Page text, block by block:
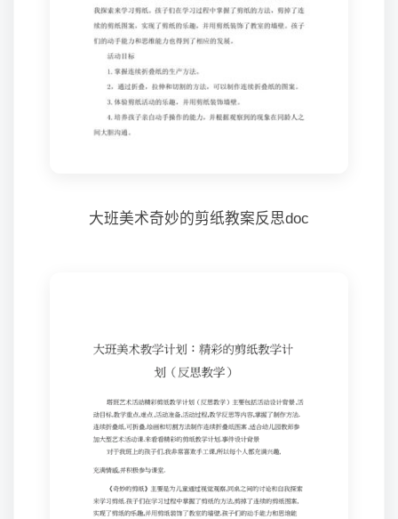
大班美术奇妙的剪纸教案反思doc